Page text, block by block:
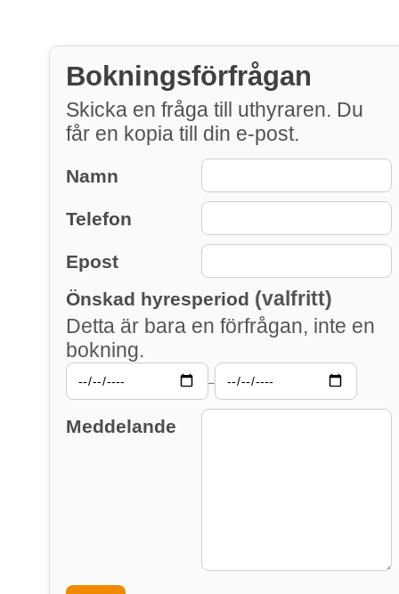
Bokningsförfrågan
Skicka en fråga till uthyraren. Du
får en kopia till din e-post.
Namn
Telefon
Epost
Önskad hyresperiod (valfritt)
Detta är bara en förfrågan, inte en
bokning.
–
Meddelande